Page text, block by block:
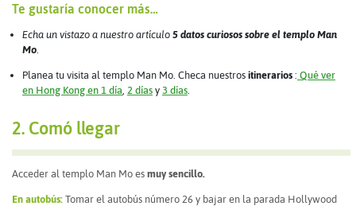
Te gustaría conocer más…
Echa un vistazo a nuestro artículo 5 datos curiosos sobre el templo Man
Mo
Planea tu visita al templo Man Mo. Checa nuestros itinerarios : Qué ver
en Hong Kong en 1 día 2 días y 3 días
2. Comó llegar
Acceder al templo Man Mo es muy sencillo.
En autobús: Tomar el autobús número 26 y bajar en la parada Hollywood